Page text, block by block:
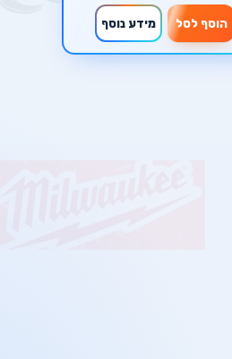
הוסף לסל מידע נוסף